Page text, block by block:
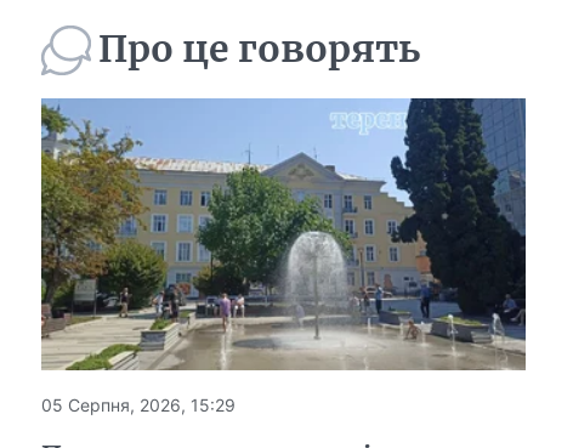
Про це говорять
05 Серпня, 2026, 15:29